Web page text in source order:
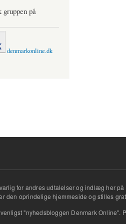
på
denmarkonline.dk
for andres udtalelser og indlæg her på
den oprindelige hjemmeside og stilles
"nyhedsbloggen Denmark Online".